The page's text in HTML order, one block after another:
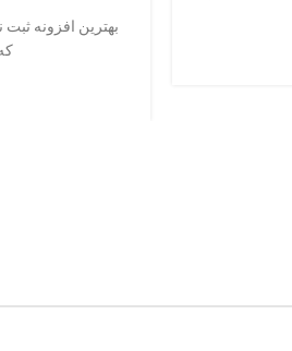
بهترین افزونه